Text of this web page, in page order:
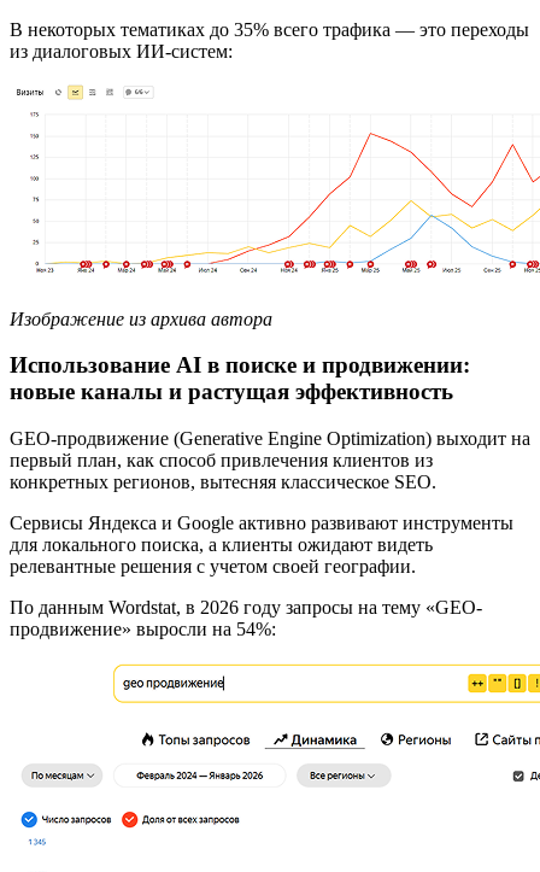
В некоторых тематиках до 35% всего трафика — это переходы
из диалоговых ИИ-систем:
Изображение из архива автора
Использование AI в поиске и продвижении:
новые каналы и растущая эффективность
GEO-продвижение (Generative Engine Optimization) выходит на
первый план, как способ привлечения клиентов из
конкретных регионов, вытесняя классическое SEO.
Сервисы Яндекса и Google активно развивают инструменты
для локального поиска, а клиенты ожидают видеть
релевантные решения с учетом своей географии.
По данным Wordstat, в 2026 году запросы на тему «GEO-
продвижение» выросли на 54%: